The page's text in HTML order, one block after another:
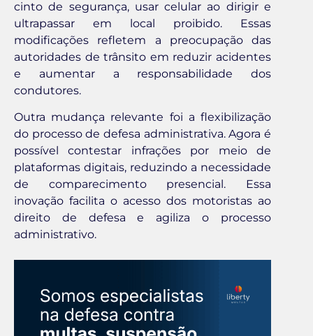
cinto de segurança, usar celular ao dirigir e
ultrapassar em local proibido. Essas
modificações refletem a preocupação das
autoridades de trânsito em reduzir acidentes
e aumentar a responsabilidade dos
condutores.
Outra mudança relevante foi a flexibilização
do processo de defesa administrativa. Agora é
possível contestar infrações por meio de
plataformas digitais, reduzindo a necessidade
de comparecimento presencial. Essa
inovação facilita o acesso dos motoristas ao
direito de defesa e agiliza o processo
administrativo.